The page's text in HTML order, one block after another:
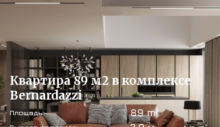
Квартира 89 м2 в комплексе
Bernardazzi
Площадь 89 m2